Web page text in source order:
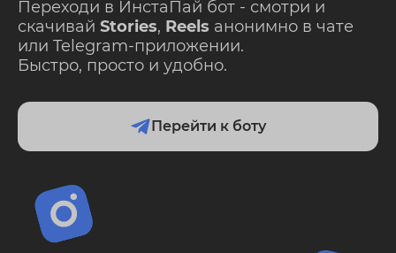
Переходи в ИнстаПай бот - смотри и
скачивай Stories, Reels анонимно в чате
или Telegram-приложении.
Быстро, просто и удобно.
Перейти к боту